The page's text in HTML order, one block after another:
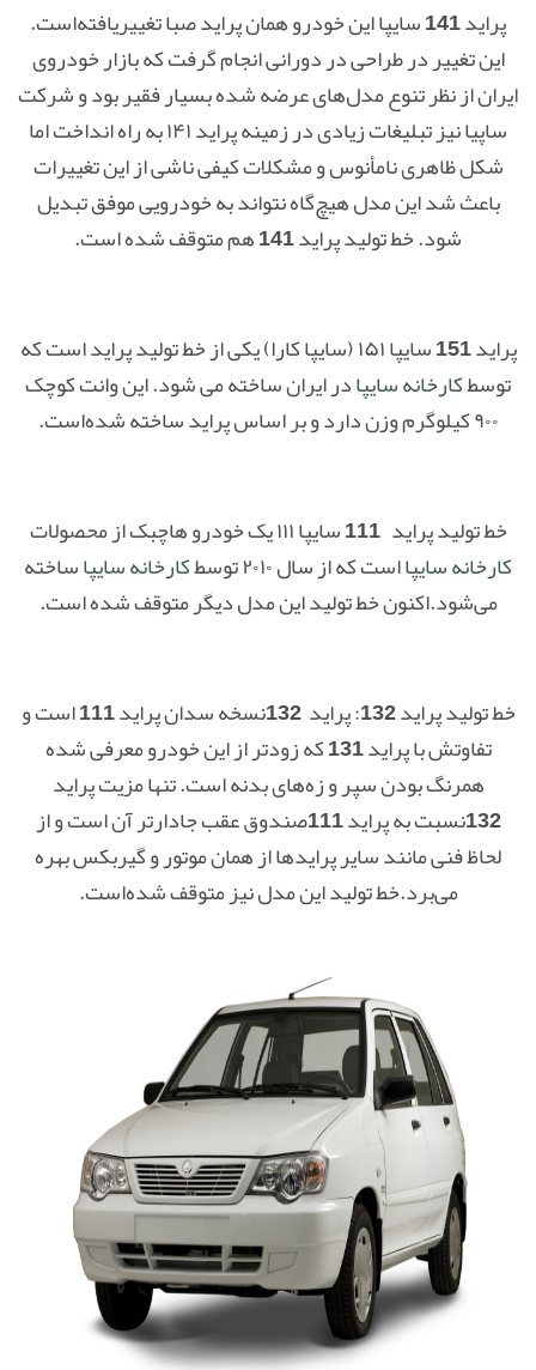
پراید 141 سایپا این خودرو همان پراید صبا تغییریافته‌است.
این تغییر در طراحی در دورانی انجام گرفت که بازار خودروی
ایران از نظر تنوع مدل‌های عرضه شده بسیار فقیر بود و شرکت
ساپیا نیز تبلیغات زیادی در زمینه پراید ۱۴۱ به راه انداخت اما
شکل ظاهری نامأنوس و مشکلات کیفی ناشی از این تغییرات
باعث شد این مدل هیچ‌گاه نتواند به خودرویی موفق تبدیل
شود. خط تولید پراید 141 هم متوقف شده است.
پراید 151 سایپا ۱۵۱ (سایپا کارا) یکی از خط تولید پراید است که
توسطکارخانه سایپادر ایران ساخته می شود. این وانت کوچک
۹۰۰ کیلوگرم وزن دارد و بر اساس پراید ساخته شده‌است.
خط تولید پراید 111 سایپا ۱۱۱ یک خودرو هاچبک از محصولات
کارخانه سایپااست که از سال ۲۰۱۰ توسط کارخانه سایپاساخته
می‌شود.اکنون خط تولید این مدل دیگر متوقف شده است.
خط تولید پراید 132: پراید 132نسخه سدان پراید 111 است و
تفاوتش با پراید 131 که زودتر از این خودرو معرفی شده
همرنگ بودن سپر و زه‌های بدنه است. تنها مزیت پراید
132نسبت به پراید 111صندوق عقب جادارتر آن است و از
لحاظ فنی مانند سایر پرایدها از همان موتور و گیربکس بهره
می‌برد.خط تولید این مدل نیز متوقف شده‌است.